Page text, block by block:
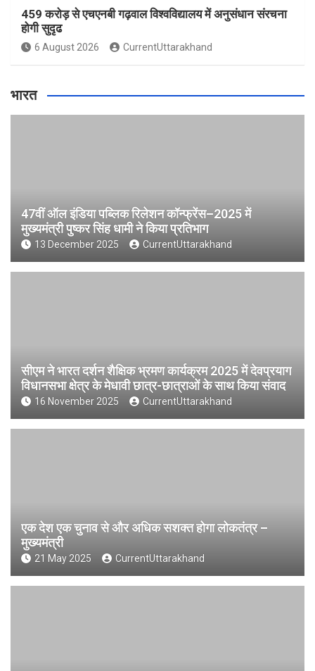
459 करोड़ से एचएनबी गढ़वाल विश्वविद्यालय में अनुसंधान संरचना
होगी सुदृढ
6 August 2026 CurrentUttarakhand
भारत
47वीं ऑल इंडिया पब्लिक रिलेशन कॉन्फ्रेंस–2025 में
मुख्यमंत्री पुष्कर सिंह धामी ने किया प्रतिभाग
13 December 2025 CurrentUttarakhand
सीएम ने भारत दर्शन शैक्षिक भ्रमण कार्यक्रम 2025 में देवप्रयाग
विधानसभा क्षेत्र के मेधावी छात्र-छात्राओं के साथ किया संवाद
16 November 2025 CurrentUttarakhand
एक देश एक चुनाव से और अधिक सशक्त होगा लोकतंत्र –
मुख्यमंत्री
21 May 2025 CurrentUttarakhand